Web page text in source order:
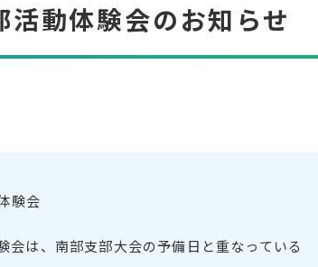
動体験会のお知らせ
験会
会は、南部支部大会の予備日と重なっている